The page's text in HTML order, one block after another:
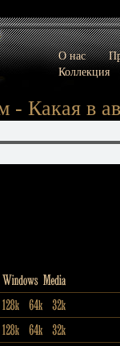
О нас
Коллекция
Какая в